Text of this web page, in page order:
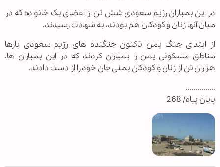
در این بمباران رژیم سعودی شش تن از اعضای یک خانواده که در
میان آنها زنان و کودکان هم بودند، به شهادت رسیدند.
از ابتدای جنگ یمن تاکنون جنگنده های رژیم سعودی بارها
مناطق مسکونی یمن را بمباران کردند که در این بمباران ها،
هزاران تن از زنان و کودکان یمنی جان خود را از دست دادند.
...............
پایان پیام/ 268